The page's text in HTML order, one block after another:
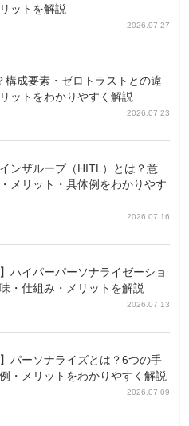
ットを解説
2026.07.27
構成要素・ゼロトラストとの違
ットをわかりやすく解説
2026.07.23
ンザループ（HITL）とは？意
メリット・具体例をわかりやす
2026.07.16
】ハイパーパーソナライゼーショ
・仕組み・メリットを解説
2026.07.13
】パーソナライズとは？6つの手
・メリットをわかりやすく解説
2026.07.09